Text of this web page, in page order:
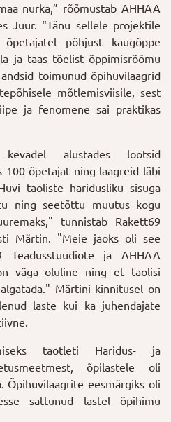
nurka,” rõõmustab AHHAA
Juur. “Tänu sellele projektile
põhjust kaugõppe
ja taas tõelist õppimisrõõmu
toimunud õpihuvilaagrid
mõtlemisviisile, sest
ja fenomene sai praktikas
alustades lootsid
100 õpetajat ning laagreid läbi
taoliste haridusliku sisuga
ning seetõttu muutus kogu
tunnistab Rakett69
Märtin. "Meie jaoks oli see
Teadusstuudiote ja AHHAA
väga oluline ning et taolisi
Märtini kinnitusel on
laste kui ka juhendajate
taotleti Haridus- ja
õpilastele oli
Õpihuvilaagrite eesmärgiks oli
sattunud lastel õpihimu